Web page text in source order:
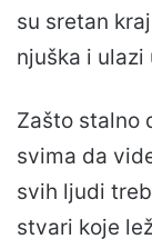
su sretan
njuška i
Zašto stalno
svima da
svih ljudi
stvari koje